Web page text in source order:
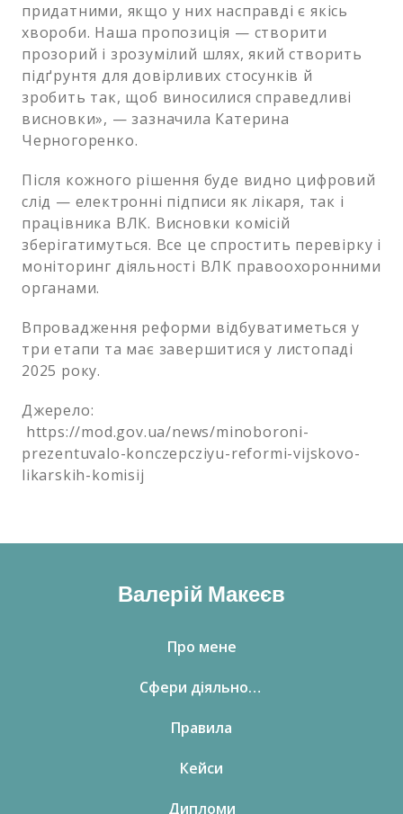
придатними, якщо у них насправді є якісь
хвороби. Наша пропозиція — створити
прозорий і зрозумілий шлях, який створить
підґрунтя для довірливих стосунків й
зробить так, щоб виносилися справедливі
висновки», — зазначила Катерина
Черногоренко.
Після кожного рішення буде видно цифровий
слід — електронні підписи як лікаря, так і
працівника ВЛК. Висновки комісій
зберігатимуться. Все це спростить перевірку і
моніторинг діяльності ВЛК правоохоронними
органами.
Впровадження реформи відбуватиметься у
три етапи та має завершитися у листопаді
2025 року.
Джерело:
https://mod.gov.ua/news/minoboroni-
prezentuvalo-konczepcziyu-reformi-vijskovo-
likarskih-komisij
Валерій Макеєв
Про мене
Сфери діяльності
Правила
Кейси
Дипломи